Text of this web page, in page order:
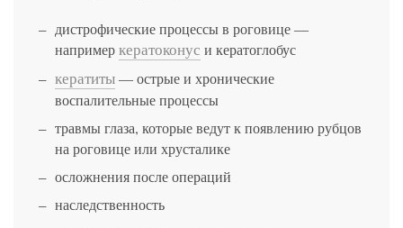
дистрофические процессы в роговице ―
напримеркератоконус и кератоглобус
кератиты― острые и хронические
воспалительные процессы
травмы глаза, которые ведут к появлению рубцов
на роговице или хрусталике
осложнения после операций
наследственность